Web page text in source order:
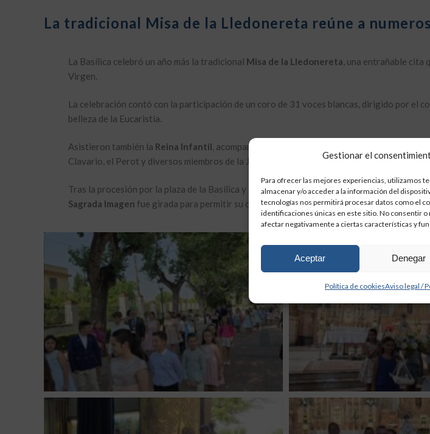
Gestionar el
Para ofrecer las mejores experiencias, utilizamos
almacenar y/o acceder a la información del
tecnologías nos permitirá procesar datos como el
identificaciones únicas en este sitio. No consentir
afectar negativamente a ciertas características y
Aceptar Denegar
Política de cookiesAviso legal /
La tradicional Misa de la Lledonereta reúne a
La Basílica celebró un año más la tradicional Misa de la Lledonereta, una entrañable cita
Virgen.
La celebración contó con la participación de un coro de 31 voces blancas, dirigido por el
belleza de la Eucaristía.
Asistieron también la Reina Infantil, acompañada por la Concejal de Ermitas, Noelia
Clavario, el Perot y diversos miembros de la Junta de Gobierno.
Tras la procesión por la plaza de la Basílica y la celebración de laSanta Misa, los fieles
Sagrada Imagen fue girada para permitir su contemplación más cercana, en una emotiva